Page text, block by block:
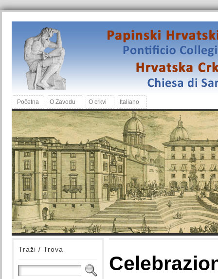
Početna O Zavodu O crkvi Italiano
Traži / Trova